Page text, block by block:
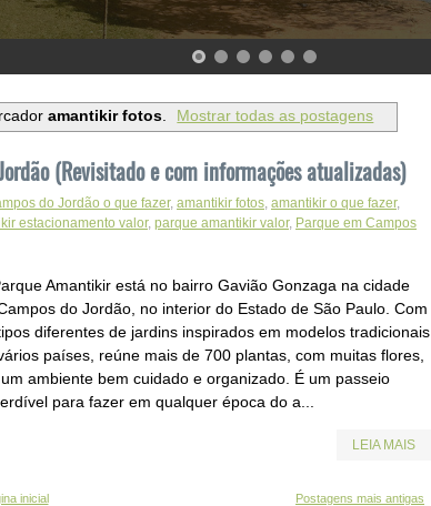
amantikir fotos. Mostrar todas as postagens
(Revisitado e com informações atualizadas)
do Jordão o que fazer, amantikir fotos amantikir o que fazer,
estacionamento valor, parque amantikir valor, Parque em Campos
Amantikir está no bairro Gavião Gonzaga na cidade
do Jordão, no interior do Estado de São Paulo. Com
diferentes de jardins inspirados em modelos tradicionais
países, reúne mais de 700 plantas, com muitas flores,
ambiente bem cuidado e organizado. É um passeio
para fazer em qualquer época do a...
LEIA MAIS
Postagens mais antigas
inicial